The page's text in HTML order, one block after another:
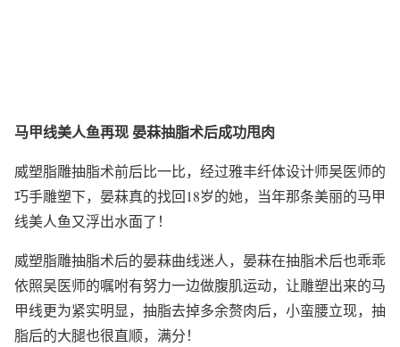
马甲线美人鱼再现 晏菻抽脂术后成功甩肉
威塑脂雕抽脂术前后比一比，经过雅丰纤体设计师吴医师的
巧手雕塑下，晏菻真的找回18岁的她，当年那条美丽的马甲
线美人鱼又浮出水面了！
威塑脂雕抽脂术后的晏菻曲线迷人，晏菻在抽脂术后也乖乖
依照吴医师的嘱咐有努力一边做腹肌运动，让雕塑出来的马
甲线更为紧实明显，抽脂去掉多余赘肉后，小蛮腰立现，抽
脂后的大腿也很直顺，满分！